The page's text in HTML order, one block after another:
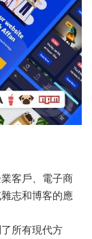
客戶、電子商
志和博客的應
所有現代方